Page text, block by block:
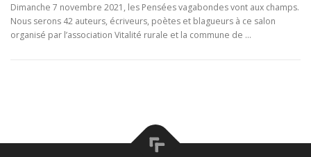
Dimanche 7 novembre 2021, les Pensées vagabondes vont aux champs.
Nous serons 42 auteurs, écriveurs, poètes et blagueurs à ce salon
organisé par l’association Vitalité rurale et la commune de …